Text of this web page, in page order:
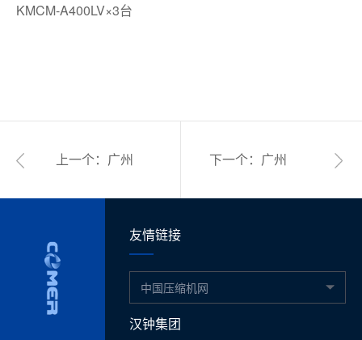
KMCM-A400LV×3台
上一个：广州
造有限公司
下一个：广州
友情链接
中国压缩机网
汉钟集团